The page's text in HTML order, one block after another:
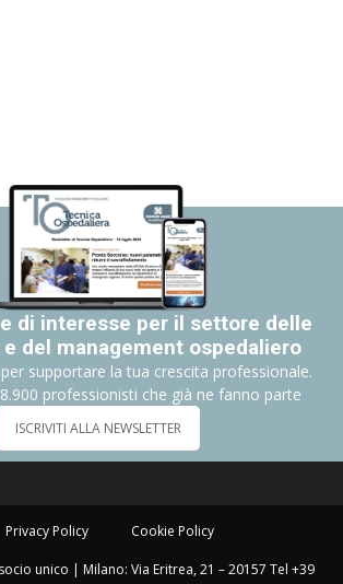
di interesse per il settore delle
del management ospedaliero
supportare la tua crescita professionale.
professionisti che già ne fanno parte
ISCRIVITI ALLA NEWSLETTER
Privacy Policy Cookie Policy
unico | Milano: Via Eritrea, 21 – 20157 Tel +39